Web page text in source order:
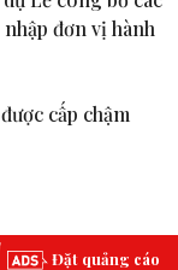
đơn vị hành
cấp chậm
Đặt quảng cáo